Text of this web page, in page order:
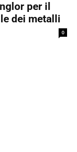
per il
dei metalli
0